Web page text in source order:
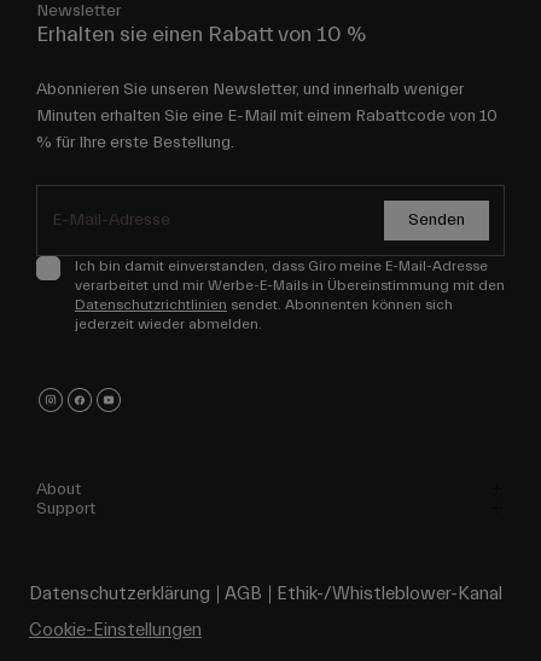
Newsletter
Erhalten sie einen Rabatt von 10 %
Abonnieren Sie unseren Newsletter, und innerhalb weniger
Minuten erhalten Sie eine E-Mail mit einem Rabattcode von 10
% für Ihre erste Bestellung.
Senden
Ich bin damit einverstanden, dass Giro meine E-Mail-Adresse
verarbeitet und mir Werbe-E-Mails in Übereinstimmung mit den
Datenschutzrichtlinien sendet. Abonnenten können sich
jederzeit wieder abmelden.
About
Support
Datenschutzerklärung AGB
Ethik-/Whistleblower-Kanal
Cookie-Einstellungen